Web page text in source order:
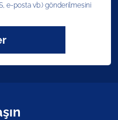
e-posta vb.) gönderilmesini